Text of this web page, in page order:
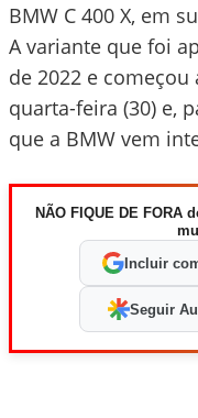
BMW C 400 X, em
A variante que foi
de 2022 e
quarta-feira (30) e,
que a BMW vem
NÃO FIQUE DE FORA
Incluir
Seguir